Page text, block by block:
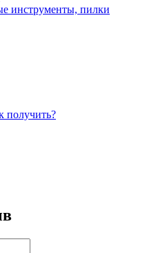
инструменты, пилки
получить?